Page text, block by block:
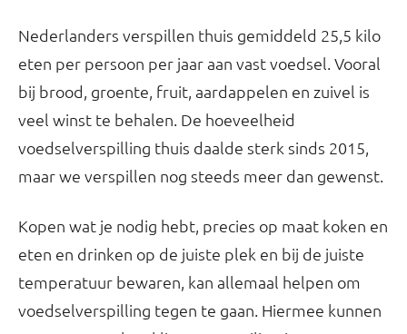
Nederlanders verspillen thuis gemiddeld 25,5 kilo
eten per persoon per jaar aan vast voedsel. Vooral
bij brood, groente, fruit, aardappelen en zuivel is
veel winst te behalen. De hoeveelheid
voedselverspilling thuis daalde sterk sinds 2015,
maar we verspillen nog steeds meer dan gewenst.
Kopen wat je nodig hebt, precies op maat koken en
eten en drinken op de juiste plek en bij de juiste
temperatuur bewaren, kan allemaal helpen om
voedselverspilling tegen te gaan. Hiermee kunnen